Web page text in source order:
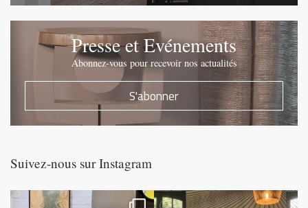
Presse et Evénements
Abonnez-vous pour recevoir nos actualités
S'abonner
Suivez-nous sur Instagram